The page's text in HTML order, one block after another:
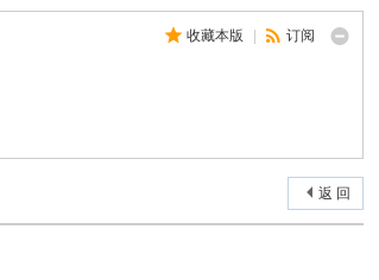
收藏本版 订阅
返 回